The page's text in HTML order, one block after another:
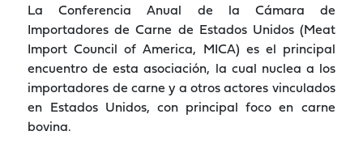
La Conferencia Anual de la Cámara de
Importadores de Carne de Estados Unidos (Meat
Import Council of America, MICA) es el principal
encuentro de esta asociación, la cual nuclea a los
importadores de carne y a otros actores vinculados
en Estados Unidos, con principal foco en carne
bovina.